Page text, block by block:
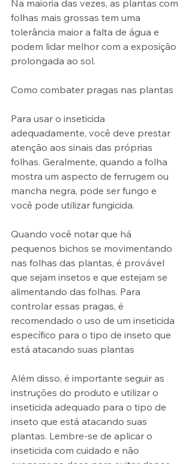
Na maioria das vezes, as plantas com
folhas mais grossas tem uma
tolerância maior a falta de água e
podem lidar melhor com a exposição
prolongada ao sol.
Como combater pragas nas plantas
Para usar o inseticida
adequadamente, você deve prestar
atenção aos sinais das próprias
folhas. Geralmente, quando a folha
mostra um aspecto de ferrugem ou
mancha negra, pode ser fungo e
você pode utilizar fungicida.
Quando você notar que há
pequenos bichos se movimentando
nas folhas das plantas, é provável
que sejam insetos e que estejam se
alimentando das folhas. Para
controlar essas pragas, é
recomendado o uso de um inseticida
específico para o tipo de inseto que
está atacando suas plantas
Além disso, é importante seguir as
instruções do produto e utilizar o
inseticida adequado para o tipo de
inseto que está atacando suas
plantas. Lembre-se de aplicar o
inseticida com cuidado e não